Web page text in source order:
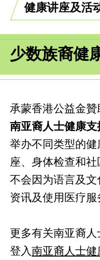
健康讲座及活
少数族裔健
承蒙香港公益金
南亚裔人士健康支
举办不同类型的
座、身体检查和
不会因为语言及
资讯及使用医疗服
更多有关南亚裔人
登入 南亚裔人士